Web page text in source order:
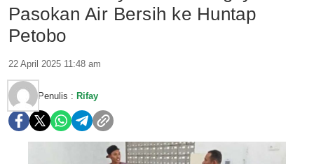
Pasokan Air Bersih ke Huntap
Petobo
22 April 2025 11:48 am
Penulis : Rifay